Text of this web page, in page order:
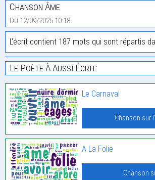
Chanson Âme
Du 12/09/2025 10:18
L'écrit contient 187 mots qui sont répartis
Le Poète À Aussi Écrit:
Le Carnaval
Chanson sur
A La Folie
Chanson